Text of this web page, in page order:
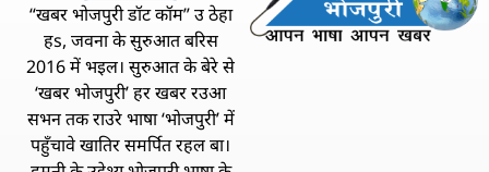
“खबर भोजपुरी डॉट कॉम” उ ठेहा
हs, जवना के सुरुआत बरिस
2016 में भइल। सुरुआत के बेरे से
‘खबर भोजपुरी’ हर खबर रउआ
सभन तक राउरे भाषा ‘भोजपुरी’ में
पहुँचावे खातिर समर्पित रहल बा।